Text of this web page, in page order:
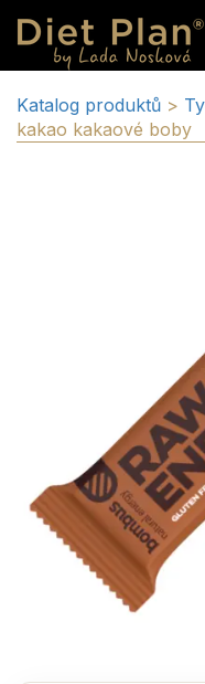
Katalog produktů >
kakao kakaové boby